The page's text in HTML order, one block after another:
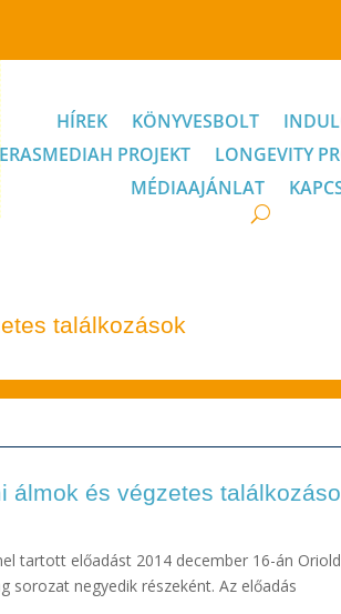
HÍREK KÖNYVESBOLT
PROJEKT
LONGEVITY
MÉDIAAJÁNLAT
találkozások
álmok és végzetes
tartott előadást 2014 december 16-án
sorozat negyedik részeként. Az előadás